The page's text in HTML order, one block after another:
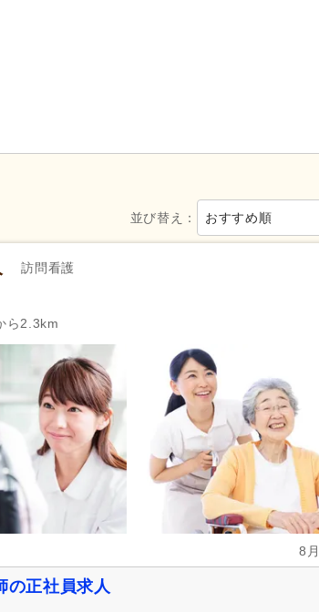
プン(19) 無資格可(433)
子育てママパパ活躍
60代活躍(356)
(26)
(554) 日勤のみ可 (1,070)
午後のみ可(98)
可 (42) 週2日から可(71)
ら可 シフト相談可
福祉士 (11)
並び替え： おすすめ順
訪問看護
ら2.3km
8
の正社員求人